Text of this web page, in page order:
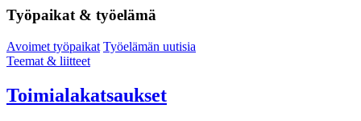
Työpaikat & työelämä
Avoimet työpaikat Työelämän uutisia
Teemat & liitteet
Toimialakatsaukset